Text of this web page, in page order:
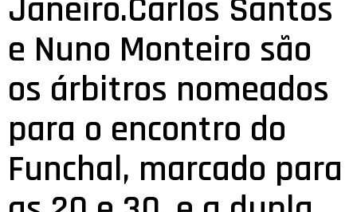
Janeiro.Carlos Santos
e Nuno Monteiro são
os árbitros nomeados
para o encontro do
Funchal, marcado para